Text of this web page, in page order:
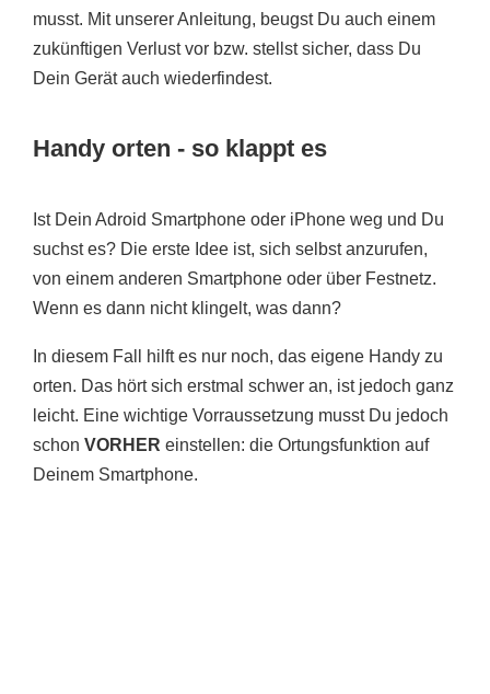
musst. Mit unserer Anleitung, beugst Du auch einem
zukünftigen Verlust vor bzw. stellst sicher, dass Du
Dein Gerät auch wiederfindest.
Handy orten - so klappt es
Ist Dein Adroid Smartphone oder iPhone weg und Du
suchst es? Die erste Idee ist, sich selbst anzurufen,
von einem anderen Smartphone oder über Festnetz.
Wenn es dann nicht klingelt, was dann?
In diesem Fall hilft es nur noch, das eigene Handy zu
orten. Das hört sich erstmal schwer an, ist jedoch ganz
leicht. Eine wichtige Vorraussetzung musst Du jedoch
schon VORHER einstellen: die Ortungsfunktion auf
Deinem Smartphone.